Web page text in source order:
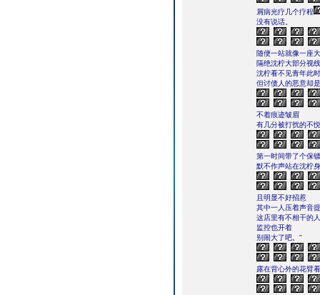
屑病光疗几个疗程
没有说话。
随便一站就像一座
隔绝沈柠大部分视线
沈柠看不见青年此
但讨债人的恶意却
不着痕迹皱眉
有几分被打扰的不
第一时间带了个保
默不作声站在沈柠
且明显不好招惹
其中一人压着声音
这店里有不相干的人
监控也开着
别闹大了吧。”
露在背心外的花臂